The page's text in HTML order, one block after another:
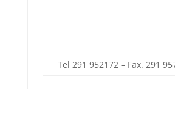
Tel 291 952172 – Fax. 291